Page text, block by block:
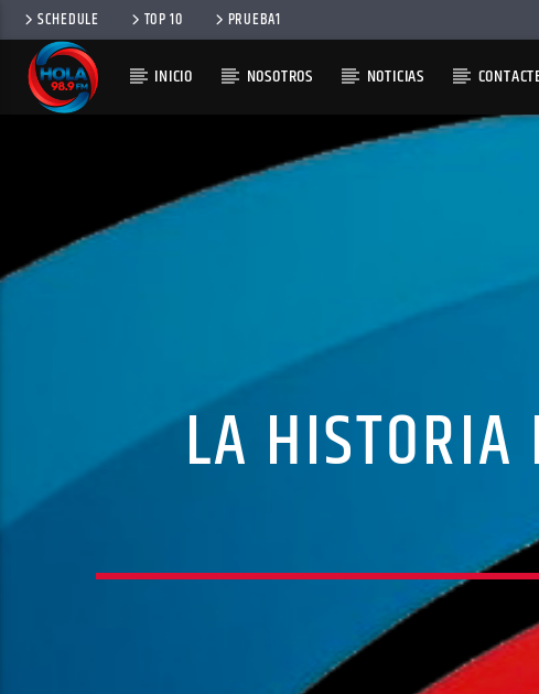
SCHEDULE TOP 10 PRUEBA1
INICIO NOSOTROS NOTICIAS
LA HISTORIA